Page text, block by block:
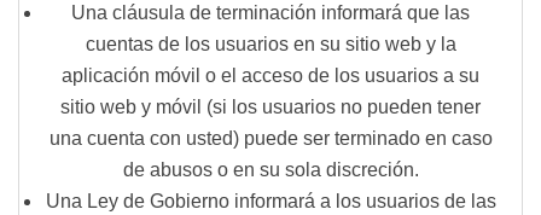
Una cláusula de terminación informará que las
cuentas de los usuarios en su sitio web y la
aplicación móvil o el acceso de los usuarios a su
sitio web y móvil (si los usuarios no pueden tener
una cuenta con usted) puede ser terminado en caso
de abusos o en su sola discreción.
Una Ley de Gobiernoinformará a los usuarios de las